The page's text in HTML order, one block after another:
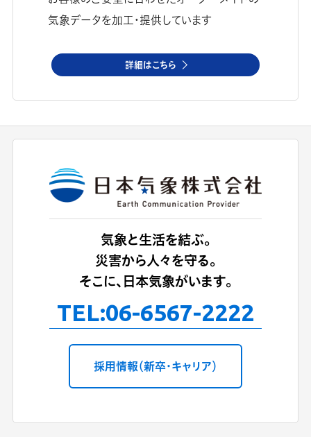
気象データを加工・提供しています
詳細はこちら
気象と生活を結ぶ。
災害から人々を守る。
そこに、日本気象がいます。
TEL:06-6567-2222
採用情報（新卒・キャリア）